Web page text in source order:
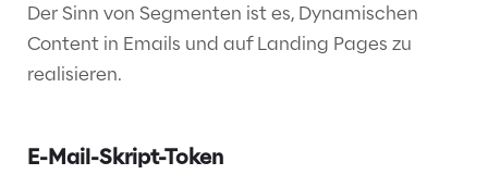
Der Sinn von Segmenten ist es, Dynamischen
Content in Emails und auf Landing Pages zu
realisieren.
E-Mail-Skript-Token